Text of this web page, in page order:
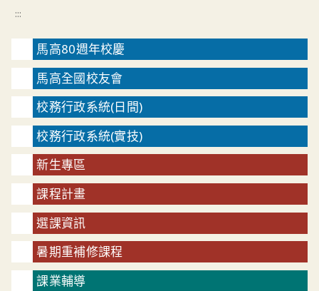
:::
馬高80週年校慶
馬高全國校友會
校務行政系統(日間)
校務行政系統(實技)
新生專區
課程計畫
選課資訊
暑期重補修課程
課業輔導